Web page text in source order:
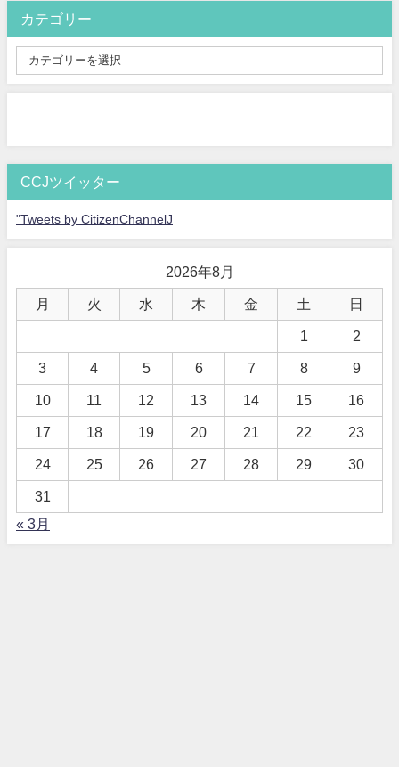
カテゴリー
CCJツイッター
"Tweets by CitizenChannelJ
2026年8月
月 火 水 木 金 土 日
1 2
3 4 5 6 7 8 9
10 11 12 13 14 15 16
17 18 19 20 21 22 23
24 25 26 27 28 29 30
31
« 3月